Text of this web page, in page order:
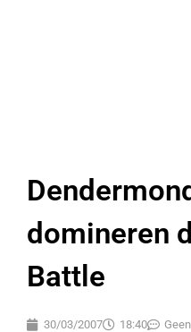
domineren
Battle
30/03/2007 18:40